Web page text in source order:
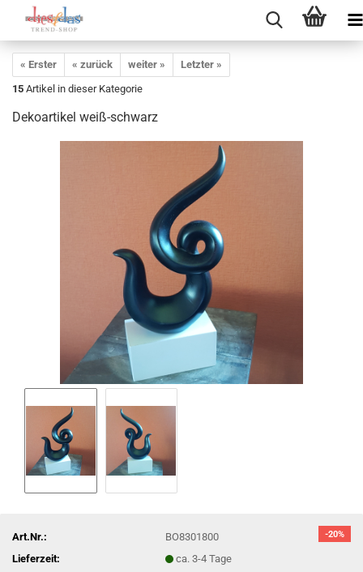
« Erster « zurück weiter »
Letzter »
15 Artikel in dieser Kategorie
Dekoartikel weiß-schwarz
-20%
Art.Nr.:
BO8301800
Lieferzeit:
ca. 3-4 Tage